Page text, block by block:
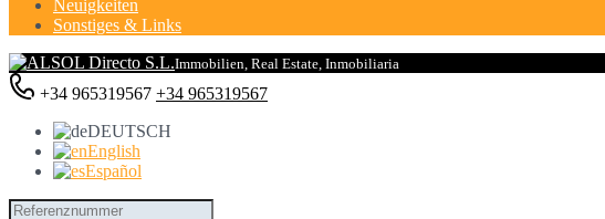
Neuigkeiten
Sonstiges & Links
Immobilien, Real Estate, Inmobiliaria
+34 965319567 +34 965319567
DEUTSCH
English
Español